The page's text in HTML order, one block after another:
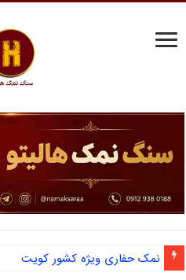
نمک حفاری ویژه کشور کویت